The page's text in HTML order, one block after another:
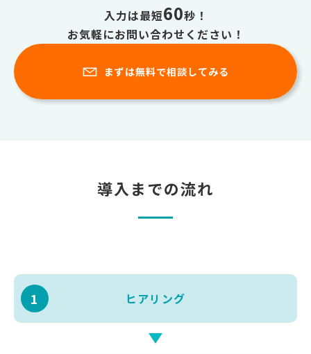
入力は最短60秒！
お気軽にお問い合わせください！
まずは無料で相談してみる
導入までの流れ
1 ヒアリング